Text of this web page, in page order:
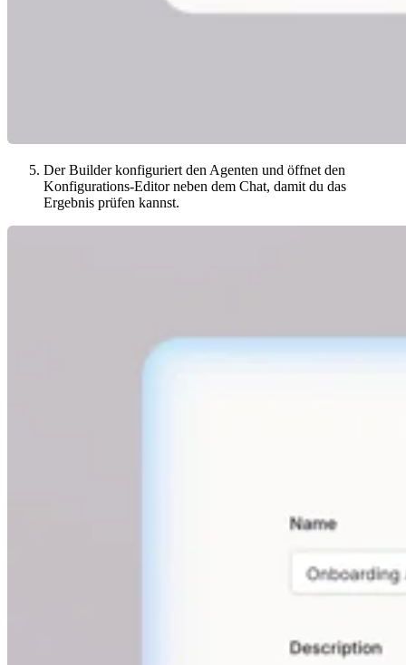
Der Builder konfiguriert den Agenten und öffnet den
Konfigurations-Editor neben dem Chat, damit du das
Ergebnis prüfen kannst.